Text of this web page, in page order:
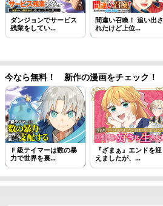
ダンジョンでサービス
残業をしてい...
間違い召喚！ 追い出さ
れたけど上位...
今なら無料！ 新作の漫画をチェック！
Ｆ級テイマーは数の暴
力で世界を裏...
『ざまぁ』エンドを迎
えましたが、...